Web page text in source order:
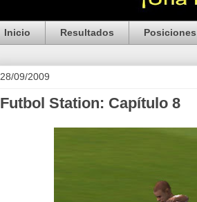
Inicio Resultados Posiciones
28/09/2009
Futbol Station: Capítulo 8